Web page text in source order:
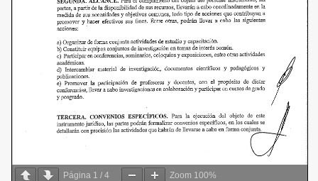
Página 1 / 4 Zoom 100%